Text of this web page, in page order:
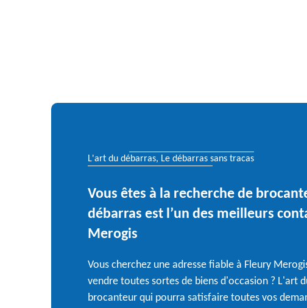
L'art du débarras, Le débarras sans tracas
Vous êtes à la recherche de
débarras est l’un des meilleurs
Merogis
Vous cherchez une adresse fiable à Fleury
vendre toutes sortes de biens d'occasion ? L'art
brocanteur qui pourra satisfaire toutes vos